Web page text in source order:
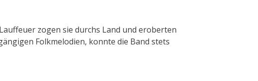
zogen sie durchs Land und eroberten
Folkmelodien, konnte die Band stets